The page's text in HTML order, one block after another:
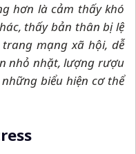
hơn là cảm thấy khó
thấy bản thân bị lệ
mạng xã hội, dễ
nhỏ nhặt, lượng rượu
biểu hiện cơ thể